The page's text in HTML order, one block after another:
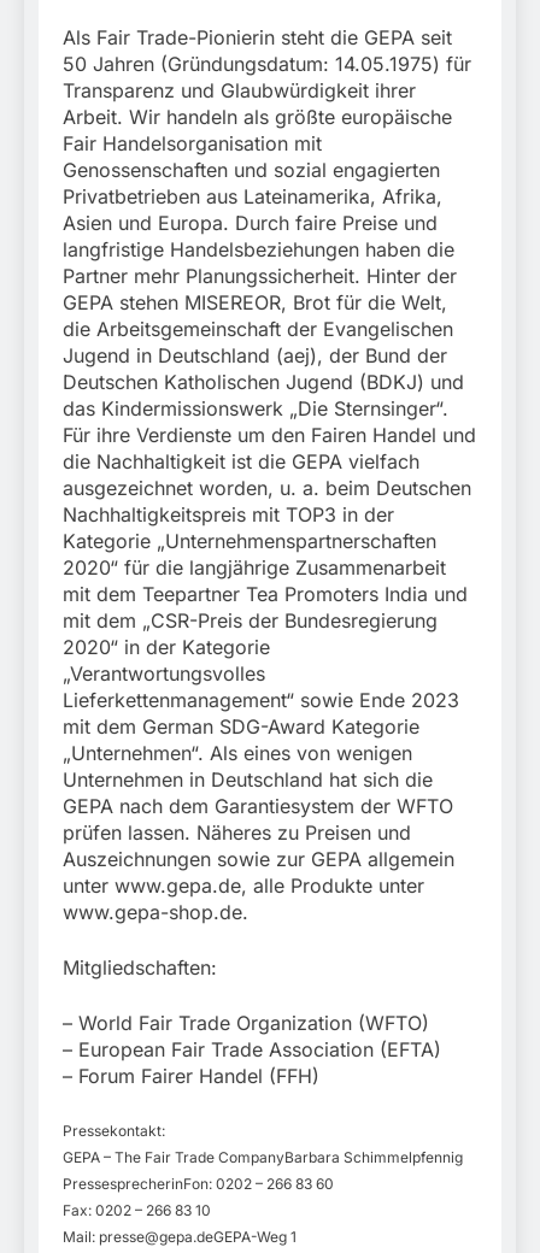
Als Fair Trade-Pionierin steht die GEPA seit
50 Jahren (Gründungsdatum: 14.05.1975) für
Transparenz und Glaubwürdigkeit ihrer
Arbeit. Wir handeln als größte europäische
Fair Handelsorganisation mit
Genossenschaften und sozial engagierten
Privatbetrieben aus Lateinamerika, Afrika,
Asien und Europa. Durch faire Preise und
langfristige Handelsbeziehungen haben die
Partner mehr Planungssicherheit. Hinter der
GEPA stehen MISEREOR, Brot für die Welt,
die Arbeitsgemeinschaft der Evangelischen
Jugend in Deutschland (aej), der Bund der
Deutschen Katholischen Jugend (BDKJ) und
das Kindermissionswerk „Die Sternsinger“.
Für ihre Verdienste um den Fairen Handel und
die Nachhaltigkeit ist die GEPA vielfach
ausgezeichnet worden, u. a. beim Deutschen
Nachhaltigkeitspreis mit TOP3 in der
Kategorie „Unternehmenspartnerschaften
2020“ für die langjährige Zusammenarbeit
mit dem Teepartner Tea Promoters India und
mit dem „CSR-Preis der Bundesregierung
2020“ in der Kategorie
„Verantwortungsvolles
Lieferkettenmanagement“ sowie Ende 2023
mit dem German SDG-Award Kategorie
„Unternehmen“. Als eines von wenigen
Unternehmen in Deutschland hat sich die
GEPA nach dem Garantiesystem der WFTO
prüfen lassen. Näheres zu Preisen und
Auszeichnungen sowie zur GEPA allgemein
unter www.gepa.de, alle Produkte unter
www.gepa-shop.de.
Mitgliedschaften:
– World Fair Trade Organization (WFTO)
– European Fair Trade Association (EFTA)
– Forum Fairer Handel (FFH)
Pressekontakt:
GEPA – The Fair Trade CompanyBarbara Schimmelpfennig
PressesprecherinFon: 0202 – 266 83 60
Fax: 0202 – 266 83 10
Mail: presse@gepa.deGEPA-Weg 1